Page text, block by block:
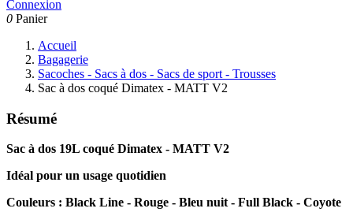
Connexion
0 Panier
Accueil
Bagagerie
Sacoches - Sacs à dos - Sacs de sport - Trousses
Sac à dos coqué Dimatex - MATT V2
Résumé
Sac à dos 19L coqué Dimatex - MATT V2
Idéal pour un usage quotidien
Couleurs : Black Line - Rouge - Bleu nuit - Full Black - Coyote